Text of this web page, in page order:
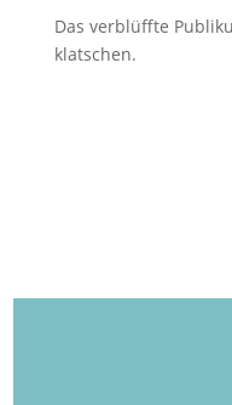
Das verblüffte
klatschen.